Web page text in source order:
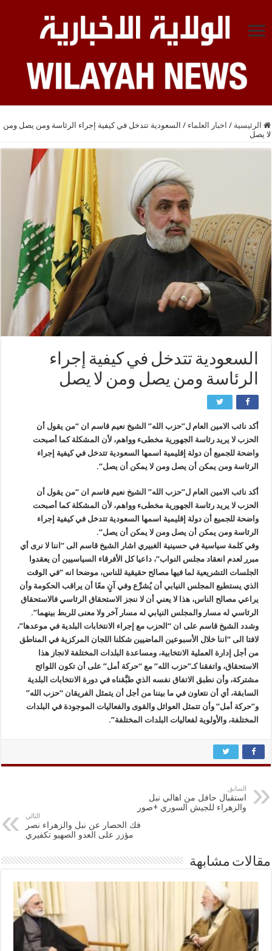
الرئيسية / اخبار العلماء / السعودية تتدخل في كيفية إجراء الرئاسة ومن يصل ومن
لا يصل
السعودية تتدخل في كيفية إجراء
الرئاسة ومن يصل ومن لا يصل
أكد نائب الامين العام ل”حزب الله” الشيخ نعيم قاسم ان “من يقول أن
الحزب لا يريد رئاسة الجهورية مخطىء وواهم، لأن المشكلة كما أصبحت
واضحة للجميع أن دولة إقليمية اسمها السعودية تتدخل في كيفية إجراء
الرئاسة ومن يمكن أن يصل ومن لا يمكن أن يصل”.
أكد نائب الامين العام ل”حزب الله” الشيخ نعيم قاسم ان “من يقول أن
الحزب لا يريد رئاسة الجهورية مخطىء وواهم، لأن المشكلة كما أصبحت
واضحة للجميع أن دولة إقليمية اسمها السعودية تتدخل في كيفية إجراء
الرئاسة ومن يمكن أن يصل ومن لا يمكن أن يصل”.
وفي كلمة سياسية في حسينية الغبيري اشار الشيخ قاسم الى “اننا لا نرى أي
مبرر لعدم انعقاد مجلس النواب”، داعيا كل الأفرقاء السياسيين أن يعقدوا
الجلسات التشريعية لما فيها مصالح حقيقية للناس، موضحا انه “في الوقت
الذي يستطيع المجلس النيابي أن يُشرِّع وفي آنٍ معًا أن يراقب الحكومة وأن
يراعي مصالح الناس، هذا لا يعني أن لا ننجز الاستحقاق الرئاسي فالاستحقاق
الرئاسي له مسار والمجلس النيابي له مسار آخر ولا معنى للربط بينهما”.
وشدد الشيخ قاسم على ان “الحزب مع إجراء الانتخابات البلدية في موعدها”،
لافتا الى “اننا خلال الأسبوعين الماضيين شكلنا اللجان المركزية في المناطق
من أجل إدارة العملية الانتخابية، ومساعدة البلدات المختلفة لانجاز هذا
الاستحقاق، واتفقنا كـ”حزب الله” مع “حركة أمل” على أن تكون اللوائح
مشتركة، وأن نطبق الاتفاق نفسه الذي طبَّقناه في دورة الانتخابات البلدية
السابقة، أي أن نتعاون في ما بيننا من أجل أن يتمثل الفريقان “حزب الله”
و”حركة أمل” وأن تتمثل العوائل والقوى والفعاليات الموجودة في البلدات
المختلفة، والأولوية لفعاليات البلدات المختلفة”.
السابق
استقبال حافل من اهالي نبل
والزهراء للجيش السوري +صور
التالي
فك الحصار عن نبل والزهراء نصر
مؤزر على العدو الصهيو تكفيري
مقالات مشابهة